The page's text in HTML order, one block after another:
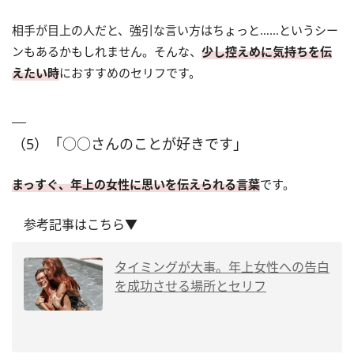
相手が目上の人だと、強引な言い方はちょっと……というシー
ンもあるかもしれません。そんな、 少し控えめに気持ちを伝
えたい時におすすめのセリフです。
（5）「○○さんのことが好きです」
まっすぐ、年上の女性に思いを伝えられる言葉です。
参考記事はこちら▼
タイミングが大事。年上女性への告白
を成功させる場所とセリフ